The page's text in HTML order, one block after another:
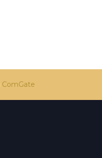
ComGate